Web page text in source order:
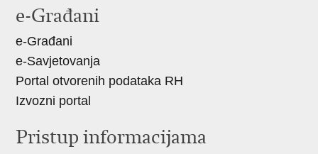
Facebooku
Twitteru
e-Građani
e-Građani
e-Savjetovanja
Portal otvorenih podataka RH
Izvozni portal
Pristup informacijama